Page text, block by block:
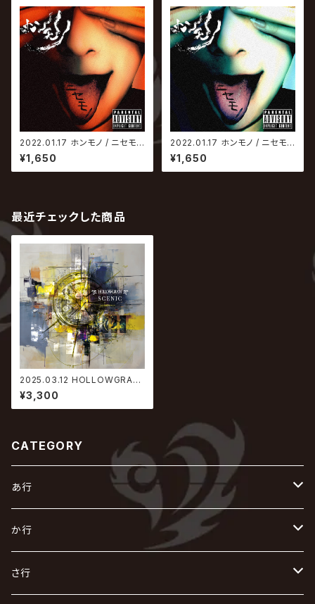
2022.01.17 ホンモノ / ニセモノ
【Type-B】
¥1,650
2022.01.17 ホンモノ / ニセモノ
【Type-A】
¥1,650
最近チェックした商品
2025.03.12 HOLLOWGRAM
/ SCENIC
¥3,300
CATEGORY
あ行
あ
R指定
い
か行
か
さ行